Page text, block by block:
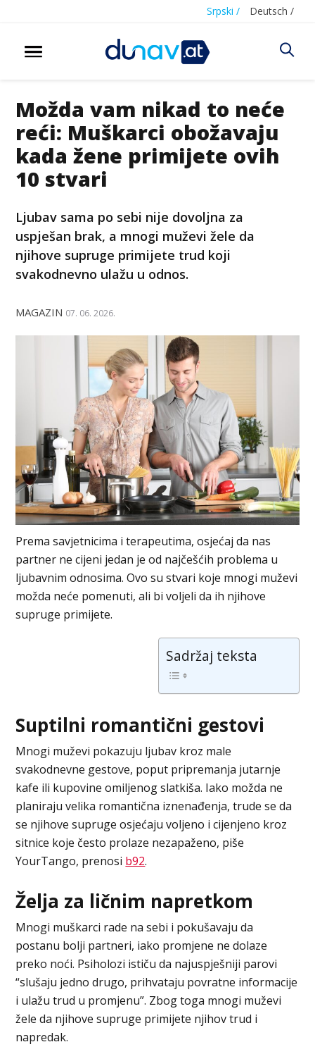
Srpski / Deutsch /
Možda vam nikad to neće
reći: Muškarci obožavaju
kada žene primijete ovih
10 stvari
Ljubav sama po sebi nije dovoljna za
uspješan brak, a mnogi muževi žele da
njihove supruge primijete trud koji
svakodnevno ulažu u odnos.
MAGAZIN 07. 06. 2026.
Prema savjetnicima i terapeutima, osjećaj da nas
partner ne cijeni jedan je od najčešćih problema u
ljubavnim odnosima. Ovo su stvari koje mnogi muževi
možda neće pomenuti, ali bi voljeli da ih njihove
supruge primijete.
Sadržaj teksta
Suptilni romantični gestovi
Mnogi muževi pokazuju ljubav kroz male
svakodnevne gestove, poput pripremanja jutarnje
kafe ili kupovine omiljenog slatkiša. Iako možda ne
planiraju velika romantična iznenađenja, trude se da
se njihove supruge osjećaju voljeno i cijenjeno kroz
sitnice koje često prolaze nezapaženo, piše
YourTango, prenosi b92.
Želja za ličnim napretkom
Mnogi muškarci rade na sebi i pokušavaju da
postanu bolji partneri, iako promjene ne dolaze
preko noći. Psiholozi ističu da najuspješniji parovi
“slušaju jedno drugo, prihvataju povratne informacije
i ulažu trud u promjenu”. Zbog toga mnogi muževi
žele da njihove supruge primijete njihov trud i
napredak.